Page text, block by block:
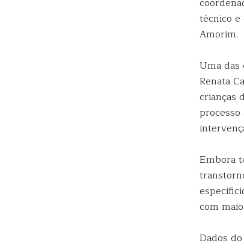
técnico
Amorim.
Uma das
Renata
crianças
Embora
com
Dados